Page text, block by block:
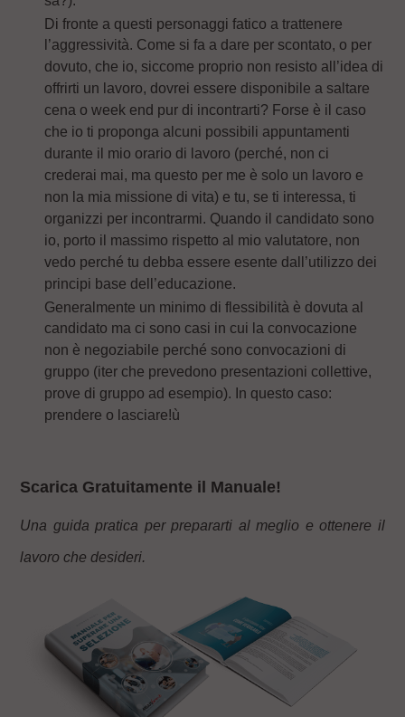
Di fronte a questi personaggi fatico a trattenere
l’aggressività. Come si fa a dare per scontato, o per
dovuto, che io, siccome proprio non resisto all’idea di
offrirti un lavoro, dovrei essere disponibile a saltare
cena o week end pur di incontrarti? Forse è il caso
che io ti proponga alcuni possibili appuntamenti
durante il mio orario di lavoro (perché, non ci
crederai mai, ma questo per me è solo un lavoro e
non la mia missione di vita) e tu, se ti interessa, ti
organizzi per incontrarmi. Quando il candidato sono
io, porto il massimo rispetto al mio valutatore, non
vedo perché tu debba essere esente dall’utilizzo dei
principi base dell’educazione.
Generalmente un minimo di flessibilità è dovuta al
candidato ma ci sono casi in cui la convocazione
non è negoziabile perché sono convocazioni di
gruppo (iter che prevedono presentazioni collettive,
prove di gruppo ad esempio). In questo caso:
prendere o lasciare!ù
Scarica Gratuitamente il Manuale!
Una guida pratica per prepararti al meglio e ottenere il
lavoro che desideri.